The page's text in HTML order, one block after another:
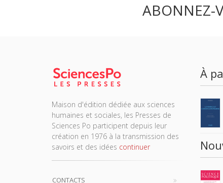
ABONNEZ-
Maison d'édition dédiée aux sciences
humaines et sociales, les Presses de
Sciences Po participent depuis leur
création en 1976 à la transmission des
savoirs et des idées continuer
CONTACTS
À